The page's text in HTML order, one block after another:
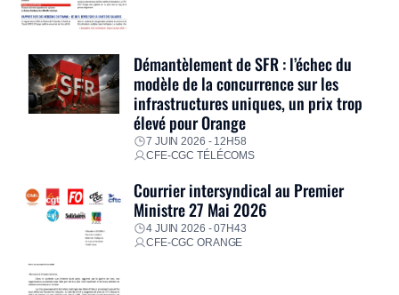
Démantèlement de SFR : l’échec du
modèle de la concurrence sur les
infrastructures uniques, un prix trop
élevé pour Orange
7 JUIN 2026 - 12H58
CFE-CGC TÉLÉCOMS
Courrier intersyndical au Premier
Ministre 27 Mai 2026
4 JUIN 2026 - 07H43
CFE-CGC ORANGE